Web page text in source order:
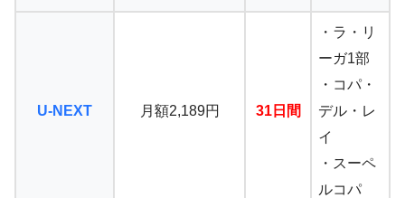
U-NEXT 月額2,189円 31日間
・ラ・リ
ーガ1部
・コパ・
デル・レ
イ
・スーペ
ルコパ